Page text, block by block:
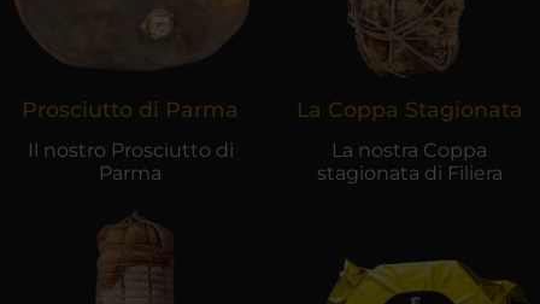
Prosciutto di Parma
Il nostro Prosciutto di
Parma
La Coppa Stagionata
La nostra Coppa
stagionata di Filiera